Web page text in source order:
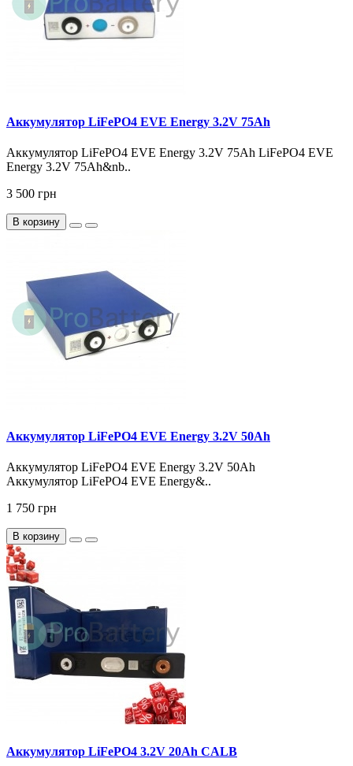
Аккумулятор LiFePO4 EVE Energy 3.2V 75Ah
Аккумулятор LiFePO4 EVE Energy 3.2V 75Ah LiFePO4 EVE
Energy 3.2V 75Ah&nb..
3 500 грн
В корзину
Аккумулятор LiFePO4 EVE Energy 3.2V 50Ah
Аккумулятор LiFePO4 EVE Energy 3.2V 50Ah
Аккумулятор LiFePO4 EVE Energy&..
1 750 грн
В корзину
Аккумулятор LiFePO4 3.2V 20Ah CALB